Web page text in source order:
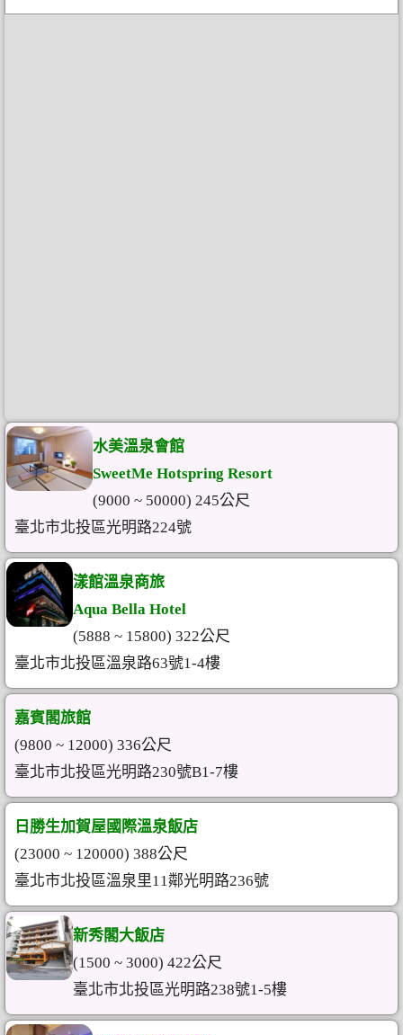
水美溫泉會館
SweetMe Hotspring Resort
(9000 ~ 50000) 245公尺
臺北市北投區光明路224號
漾館溫泉商旅
Aqua Bella Hotel
(5888 ~ 15800) 322公尺
臺北市北投區溫泉路63號1-4樓
嘉賓閣旅館
(9800 ~ 12000) 336公尺
臺北市北投區光明路230號B1-7樓
日勝生加賀屋國際溫泉飯店
(23000 ~ 120000) 388公尺
臺北市北投區溫泉里11鄰光明路236號
新秀閣大飯店
(1500 ~ 3000) 422公尺
臺北市北投區光明路238號1-5樓